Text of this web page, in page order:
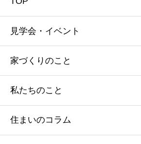
見学会・イベント
家づくりのこと
私たちのこと
住まいのコラム